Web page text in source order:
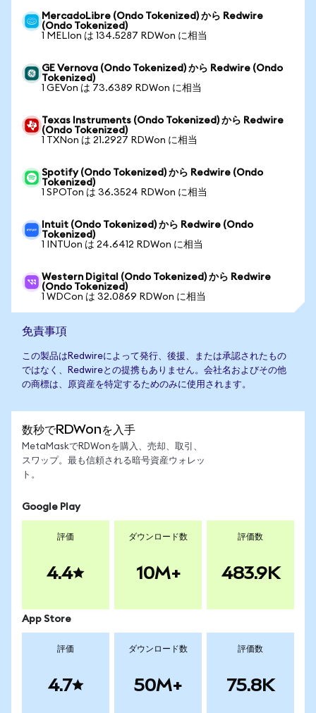
MercadoLibre (Ondo Tokenized) から Redwire
(Ondo Tokenized)
1 MELIon は 134.5287 RDWon に相当
GE Vernova (Ondo Tokenized) から Redwire (Ondo
Tokenized)
1 GEVon は 73.6389 RDWon に相当
Texas Instruments (Ondo Tokenized) から Redwire
(Ondo Tokenized)
1 TXNon は 21.2927 RDWon に相当
Spotify (Ondo Tokenized) から Redwire (Ondo
Tokenized)
1 SPOTon は 36.3524 RDWon に相当
Intuit (Ondo Tokenized) から Redwire (Ondo
Tokenized)
1 INTUon は 24.6412 RDWon に相当
Western Digital (Ondo Tokenized) から Redwire
(Ondo Tokenized)
1 WDCon は 32.0869 RDWon に相当
免責事項
この製品はRedwireによって発行、後援、または承認されたもの
ではなく、Redwireとの提携もありません。会社名およびその他
の商標は、原資産を特定するためのみに使用されます。
数秒でRDWonを入手
MetaMaskでRDWonを購入、売却、取引、
スワップ。最も信頼される暗号資産ウォレッ
ト。
Google Play
評価
4.4
ダウンロード数
10M+
評価数
483.9K
App Store
評価
4.7
ダウンロード数
50M+
評価数
75.8K